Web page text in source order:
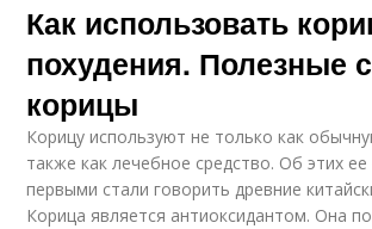
Как использовать
похудения. Полезные
корицы
Корицу используют не только как
также как лечебное средство. Об этих ее
первыми стали говорить древние
Корица является антиоксидантом. Она